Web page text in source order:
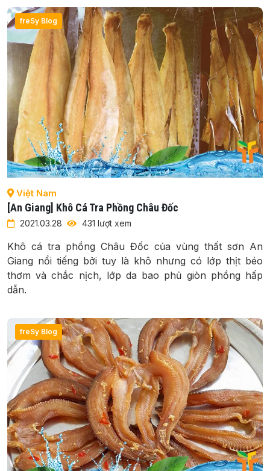
freSy Blog
Việt Nam
[An Giang] Khô Cá Tra Phồng Châu Đốc
2021.03.28 431 lượt xem
Khô cá tra phồng Châu Đốc của vùng thất sơn An
Giang nổi tiếng bởi tuy là khô nhưng có lớp thịt béo
thơm và chắc nịch, lớp da bao phủ giòn phồng hấp
dẫn.
freSy Blog